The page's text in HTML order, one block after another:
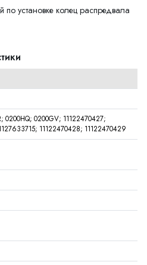
по установке колец распредвала
0200HQ; 0200GV; 11122470427;
11122470428; 11122470429